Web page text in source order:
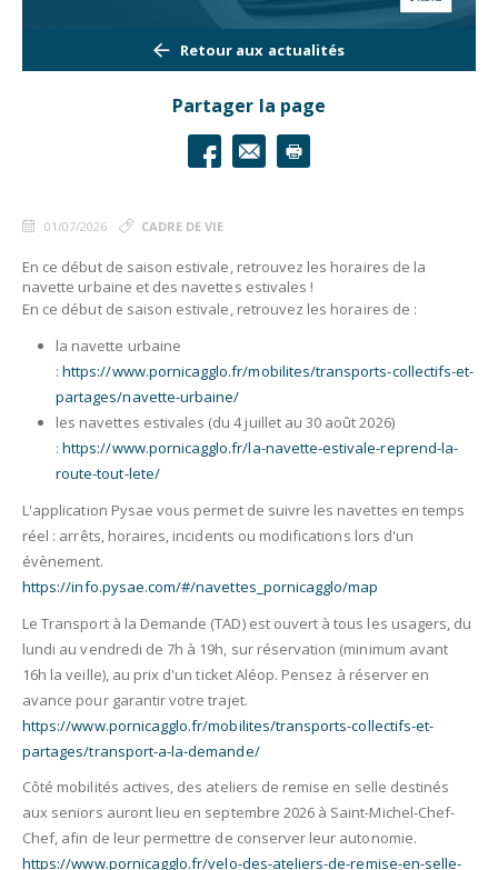
01/07/2026 CADRE DE VIE
En ce début de saison estivale, retrouvez les horaires de la
navette urbaine et des navettes estivales !
En ce début de saison estivale, retrouvez les horaires de :
la navette urbaine
:https://www.pornicagglo.fr/mobilites/transports-collectifs-et-
partages/navette-urbaine/
les navettes estivales (du 4 juillet au 30 août 2026)
:https://www.pornicagglo.fr/la-navette-estivale-reprend-la-
route-tout-lete/
L'application Pysae vous permet de suivre les navettes en temps
réel : arrêts, horaires, incidents ou modifications lors d'un
évènement.
https://info.pysae.com/#/navettes_pornicagglo/map
Le Transport à la Demande (TAD) est ouvert à tous les usagers, du
lundi au vendredi de 7h à 19h, sur réservation (minimum avant
16h la veille), au prix d'un ticket Aléop. Pensez à réserver en
avance pour garantir votre trajet.
https://www.pornicagglo.fr/mobilites/transports-collectifs-et-
partages/transport-a-la-demande/
Côté mobilités actives, des ateliers de remise en selle destinés
aux seniors auront lieu en septembre 2026 à Saint-Michel-Chef-
Chef, afin de leur permettre de conserver leur autonomie.
https://www.pornicagglo.fr/velo-des-ateliers-de-remise-en-selle-
Retour aux actualités
Partager la page